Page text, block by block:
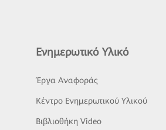
Ενημερωτικό Υλικό
Έργα Αναφοράς
Κέντρο Ενημερωτικού Υλικού
Βιβλιοθήκη Video